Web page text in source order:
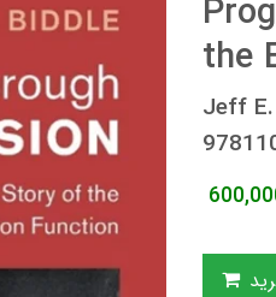
the
Jeff